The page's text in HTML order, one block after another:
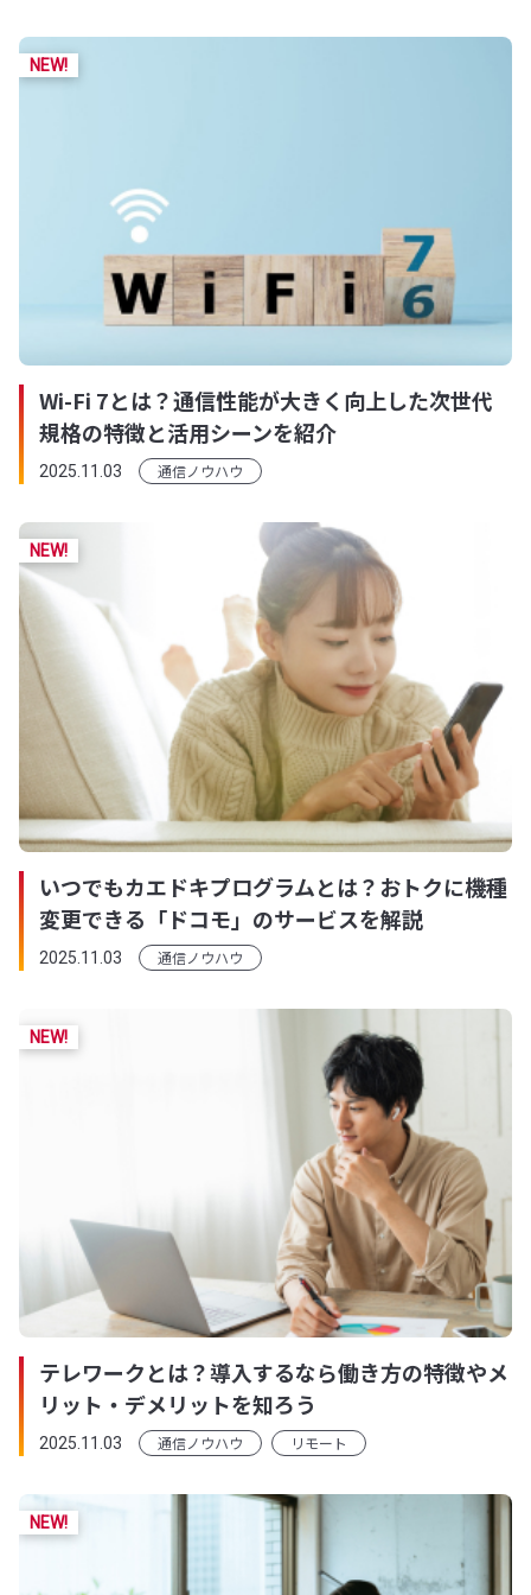
Wi-Fi 7とは？通信性能が大きく向上した次世代
規格の特徴と活用シーンを紹介
2025.11.03 通信ノウハウ
いつでもカエドキプログラムとは？おトクに機種
変更できる「ドコモ」のサービスを解説
2025.11.03 通信ノウハウ
テレワークとは？導入するなら働き方の特徴やメ
リット・デメリットを知ろう
2025.11.03 通信ノウハウ リモート